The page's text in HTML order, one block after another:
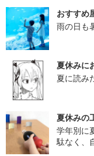
おすすめ
雨の日も
夏休みに
夏に読み
夏休みの
学年別に
駄なく、